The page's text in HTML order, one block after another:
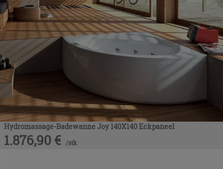
Hydromassage-Badewanne Joy 140X140 Eckpaneel
1.876,90 € /stk